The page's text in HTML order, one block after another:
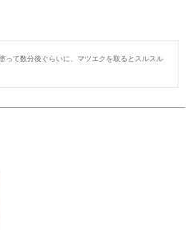
って数分後ぐらいに、マツエクを取るとスルスル